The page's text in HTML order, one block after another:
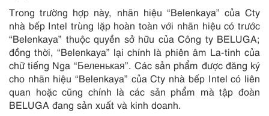
Trong trường hợp này, nhãn hiệu “Belenkaya” của Cty
nhà bếp Intel trùng lặp hoàn toàn với nhãn hiệu có trước
“Belenkaya” thuộc quyền sở hữu của Công ty BELUGA;
đồng thời, “Belenkaya” lại chính là phiên âm La-tinh của
chữ tiếng Nga “Беленькая”. Các sản phẩm được đăng ký
cho nhãn hiệu “Belenkaya” của Cty nhà bếp Intel có liên
quan hoặc cũng chính là các sản phẩm mà tập đoàn
BELUGA đang sản xuất và kinh doanh.